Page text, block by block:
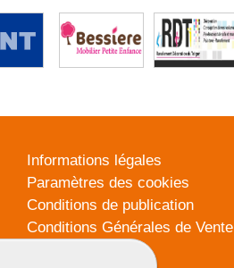
Informations légales
Paramètres des cookies
Conditions de publication
Conditions Générales de Vente